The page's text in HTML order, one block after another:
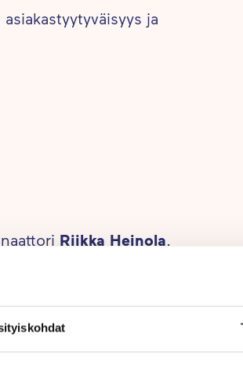
ja
Riikka Heinola.
ruokatilausprosessia.
laajasti
Kirsi